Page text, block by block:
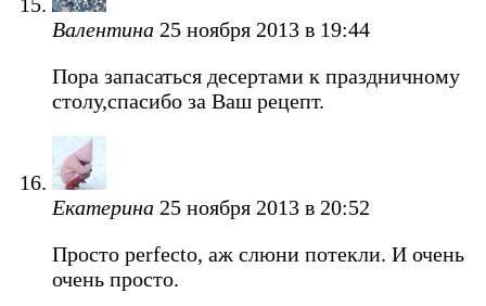
Валентина 25 ноября 2013 в 19:44
Пора запасаться десертами к праздничному
столу,спасибо за Ваш рецепт.
Екатерина 25 ноября 2013 в 20:52
Просто perfecto, аж слюни потекли. И очень
очень просто.